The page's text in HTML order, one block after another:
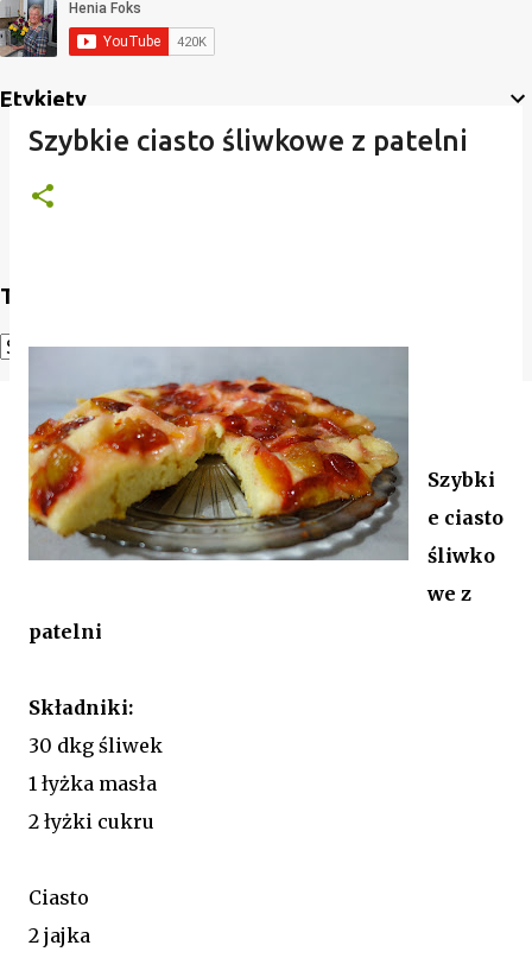
Etykiety
Translate
Translate
Szybkie ciasto śliwkowe z patelni
Szybki
e ciasto
śliwko
we z
patelni
Składniki:
30 dkg śliwek
1 łyżka masła
2 łyżki cukru
Ciasto
2 jajka